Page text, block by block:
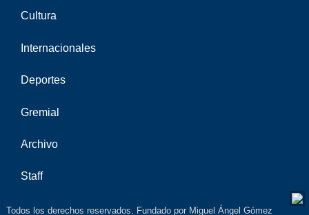
Cultura
Internacionales
Deportes
Gremial
Archivo
Staff
Todos los derechos reservados. Fundado por Miguel Ángel Gómez